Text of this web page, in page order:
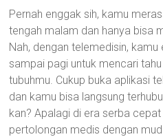
Pernah enggak sih, kamu
tengah malam dan hanya bisa
Nah, dengan telemedisin,
sampai pagi untuk mencari
tubuhmu. Cukup buka aplikasi
dan kamu bisa langsung
kan? Apalagi di era serba
pertolongan medis dengan